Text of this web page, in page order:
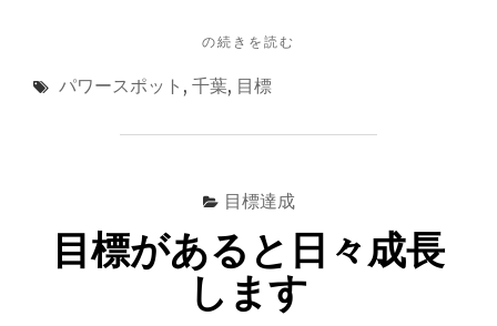
"千
県
パ
ス
ッ
ト
の
の続きを読む
パワースポット , 千葉, 目標
目標達成
目標があると日々成長
します